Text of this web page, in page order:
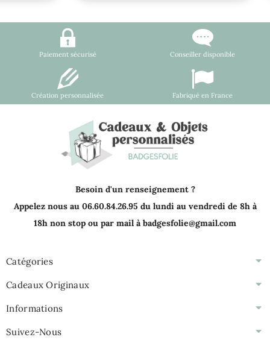
Paiement sécurisé Conseiller disponible
Création personnalisée Fabriqué en France
Besoin d'un renseignement ?
Appelez nous au 06.60.84.26.95 du lundi au vendredi de 8h à
18h non stop ou par mail à badgesfolie@gmail.com
Catégories
Cadeaux Originaux
Informations
Suivez-Nous